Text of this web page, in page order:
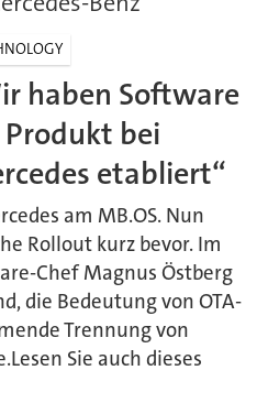
haben Software
Produkt bei
etabliert“
am MB.OS. Nun
Rollout kurz bevor. Im
Chef Magnus Östberg
die Bedeutung von OTA-
Trennung von
Sie auch dieses